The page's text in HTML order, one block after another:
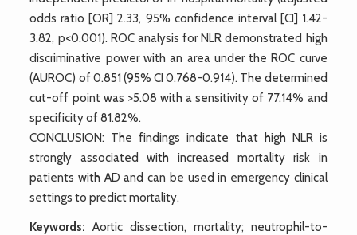
odds ratio [OR] 2.33, 95% confidence interval [CI] 1.42-
3.82, p<0.001). ROC analysis for NLR demonstrated high
discriminative power with an area under the ROC curve
(AUROC) of 0.851 (95% CI 0.768-0.914). The determined
cut-off point was >5.08 with a sensitivity of 77.14% and
specificity of 81.82%.
CONCLUSION: The findings indicate that high NLR is
strongly associated with increased mortality risk in
patients with AD and can be used in emergency clinical
settings to predict mortality.
Keywords: Aortic dissection, mortality; neutrophil-to-